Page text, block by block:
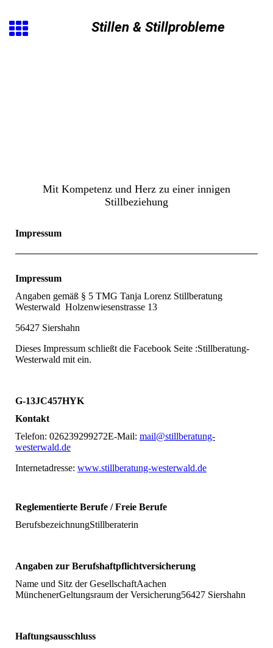
Stillen & Stillprobleme
Mit Kompetenz und Herz zu einer innigen
Stillbeziehung
Impressum
Impressum
Angaben gemäß § 5 TMG Tanja Lorenz Stillberatung
Westerwald Holzenwiesenstrasse 13
56427 Siershahn
Dieses Impressum schließt die Facebook Seite :Stillberatung-
Westerwald mit ein.
G-13JC457HYK
Kontakt
Telefon: 026239299272E-Mail: mail@stillberatung-
westerwald.de
Internetadresse: www.stillberatung-westerwald.de
Reglementierte Berufe / Freie Berufe
BerufsbezeichnungStillberaterin
Angaben zur Berufshaftpflichtversicherung
Name und Sitz der GesellschaftAachen
MünchenerGeltungsraum der Versicherung56427 Siershahn
Haftungsausschluss